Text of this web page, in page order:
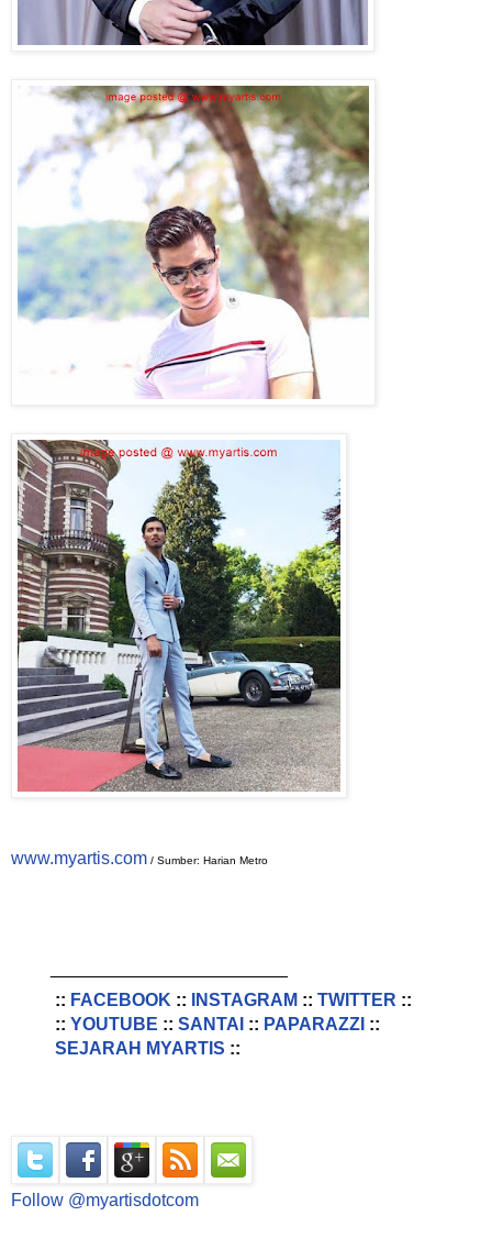
www.myartis.com / Sumber: Harian Metro
:: FACEBOOK :: INSTAGRAM :: TWITTER ::
:: YOUTUBE :: SANTAI :: PAPARAZZI ::
SEJARAH MYARTIS ::
Follow @myartisdotcom